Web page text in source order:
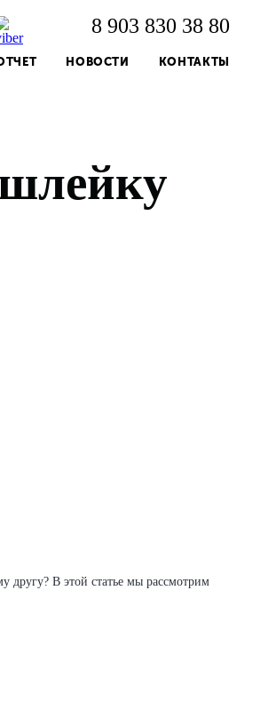
НОВОСТИ КОНТАКТЫ
8 903 830 38 80
другу? В этой статье мы рассмотрим